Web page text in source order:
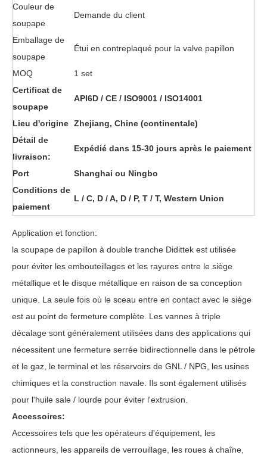
Couleur de
soupape
Demande du client
Emballage de
soupape
Étui en contreplaqué pour la valve papillon
MOQ
1 set
Certificat de
soupape
API6D / CE / ISO9001 / ISO14001
Lieu d'origine Zhejiang, Chine (continentale)
Détail de
livraison:
Expédié dans 15-30 jours après le paiement
Port
Shanghai ou Ningbo
Conditions de
paiement
L / C, D / A, D / P, T / T, Western Union
Application et fonction:
la soupape de papillon à double tranche Didittek est utilisée
pour éviter les embouteillages et les rayures entre le siège
métallique et le disque métallique en raison de sa conception
unique. La seule fois où le sceau entre en contact avec le siège
est au point de fermeture complète. Les vannes à triple
décalage sont généralement utilisées dans des applications qui
nécessitent une fermeture serrée bidirectionnelle dans le pétrole
et le gaz, le terminal et les réservoirs de GNL / NPG, les usines
chimiques et la construction navale. Ils sont également utilisés
pour l'huile sale / lourde pour éviter l'extrusion.
Accessoires:
Accessoires tels que les opérateurs d'équipement, les
actionneurs, les appareils de verrouillage, les roues à chaîne,